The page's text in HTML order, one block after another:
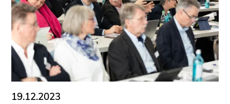
19.12.2023